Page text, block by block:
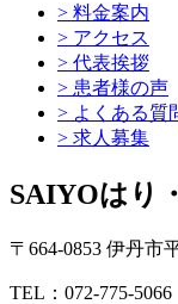
> 料金案内
> アクセス
> 代表挨拶
> 患者様の声
> よくある質
> 求人募集
SAIYOはり
〒664-0853 伊丹市
TEL：072-775-5066